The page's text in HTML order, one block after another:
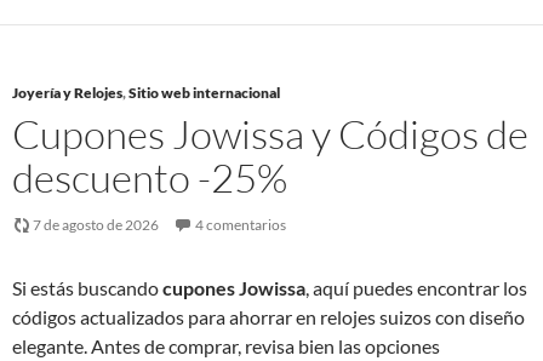
Joyería y Relojes,Sitio web internacional
Cupones Jowissa y Códigos de
descuento -25%
7 de agosto de 2026 4 comentarios
Si estás buscandocupones Jowissa, aquí puedes encontrar los
códigos actualizados para ahorrar en relojes suizos con diseño
elegante. Antes de comprar, revisa bien las opciones